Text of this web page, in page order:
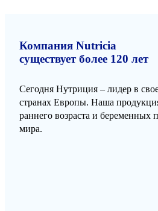
Компания Nutricia
существует более 120 лет
Сегодня Нутриция – лидер в
странах Европы. Наша
раннего возраста и беременных
мира.